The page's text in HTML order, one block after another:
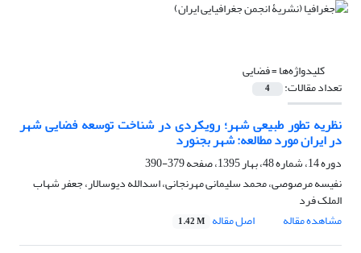
کلیدواژه‌ها =فضایی
تعداد مقالات: 4
نظریه تطور طبیعی شهر؛ رویکردی در شناخت توسعه فضایی شهر
در ایران مورد مطالعه: شهر بجنورد
دوره 14، شماره 48، بهار 1395، صفحه
379-390
نفیسه مرصوصی، محمد سلیمانی مهرنجانی، اسدالله دیوسالار، جعفر شهاب
الملک فرد
مشاهده مقاله
اصل مقاله 1.42 M